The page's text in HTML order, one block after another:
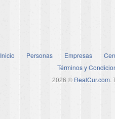
Inicio Personas Empresas
Términos y
2026 © RealCur.com.